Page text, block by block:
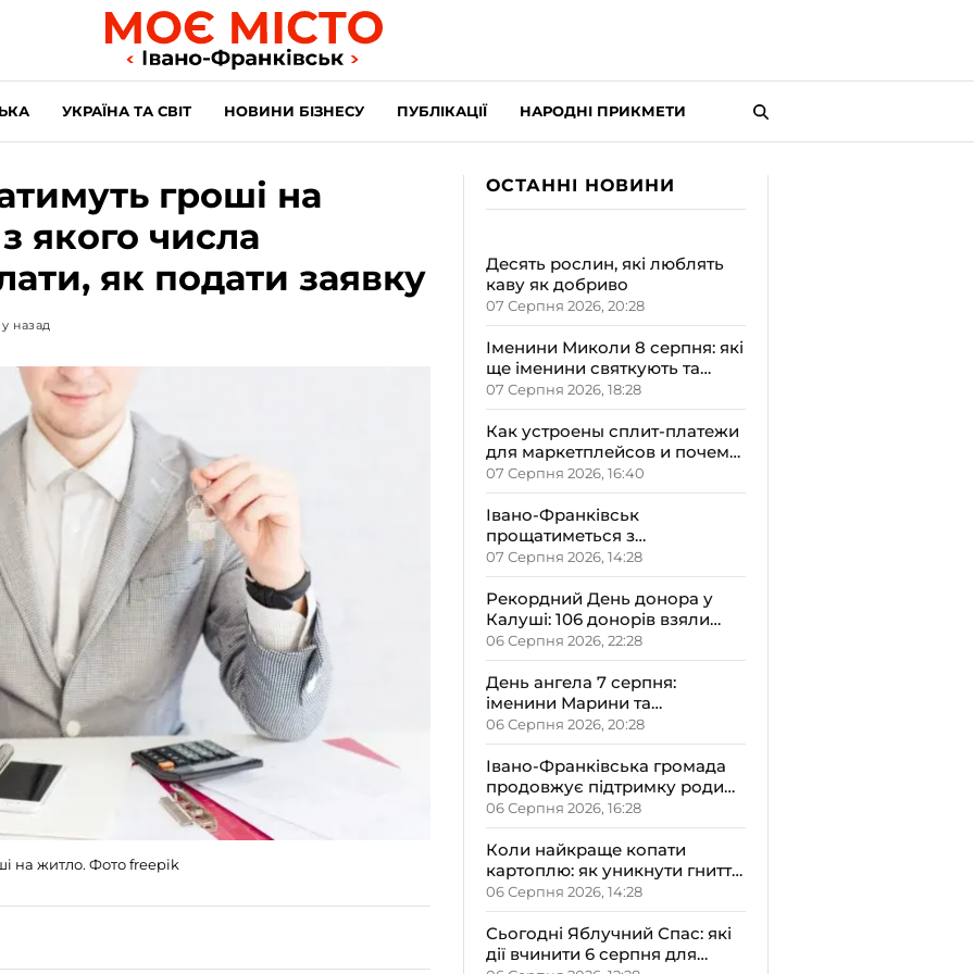
УКРАЇНА ТА СВІТ НОВИНИ БІЗНЕСУ ПУБЛІКАЦІЇ НАРОДНІ ПРИКМЕТИ
гроші на
якого числа
як подати заявку
назад
на житло. Фото freepik
ОСТАННІ НОВИНИ
Десять рослин, які люблять
каву як добриво
07 Серпня 2026, 20:28
Іменини Миколи 8 серпня: які
ще іменини святкують та
якою буде осінь за
народними прикметами
07 Серпня 2026, 18:28
Как устроены сплит-платежи
для маркетплейсов и почему
это важно
07 Серпня 2026, 16:40
Івано-Франківськ
прощатиметься з
полковником Вадимом
Репецьким: вічна пам’ять
Герою
07 Серпня 2026, 14:28
Рекордний День донора у
Калуші: 106 донорів взяли
участь у виїзному заході
06 Серпня 2026, 22:28
День ангела 7 серпня:
іменини Марини та
Олександра – чому варто
відзначити його в сімейному
колі
06 Серпня 2026, 20:28
Івано-Франківська громада
продовжує підтримку родин
з новонародженими
малюками
06 Серпня 2026, 16:28
Коли найкраще копати
картоплю: як уникнути гниття
врожаю
06 Серпня 2026, 14:28
Сьогодні Яблучний Спас: які
дії вчинити 6 серпня для